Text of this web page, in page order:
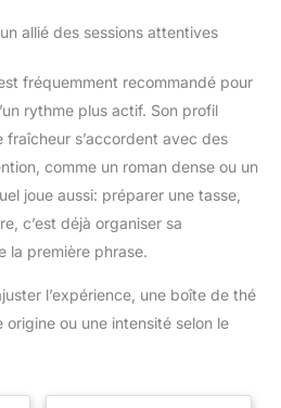
allié des sessions attentives
fréquemment recommandé pour
rythme plus actif. Son profil
s’accordent avec des
comme un roman dense ou un
joue aussi: préparer une tasse,
c’est déjà organiser sa
la première phrase.
l’expérience, une boîte de thé
ou une intensité selon le